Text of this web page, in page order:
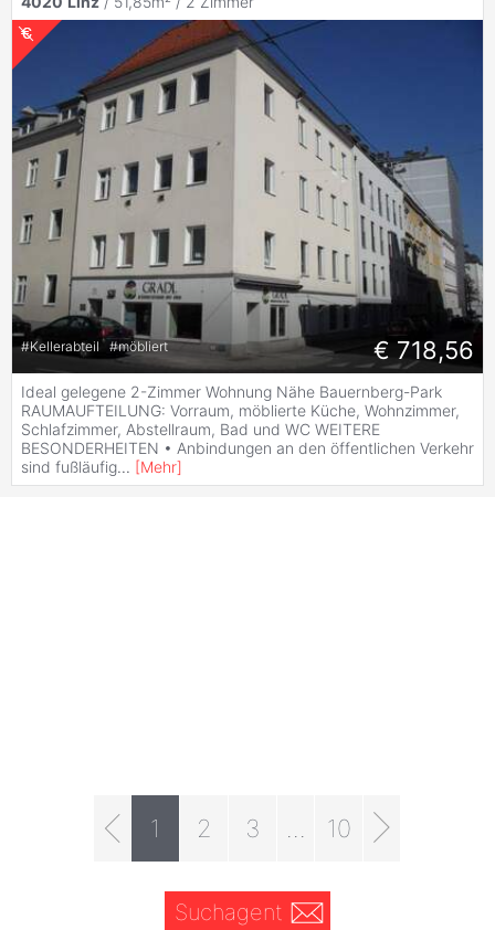
#Kellerabteil #möbliert € 718,56
Ideal gelegene 2-Zimmer Wohnung Nähe Bauernberg-Park
RAUMAUFTEILUNG: Vorraum, möblierte Küche, Wohnzimmer,
Schlafzimmer, Abstellraum, Bad und WC WEITERE
BESONDERHEITEN • Anbindungen an den öffentlichen Verkehr
sind fußläufig... [Mehr]
1 2 3 10
Suchagent